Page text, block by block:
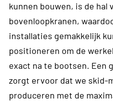
kunnen bouwen, is de hal
bovenloopkranen,
installaties gemakkelijk
positioneren om de
exact na te bootsen. Een
zorgt ervoor dat we skid-
produceren met de